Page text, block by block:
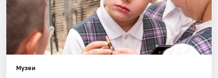
События
Города
Музеи